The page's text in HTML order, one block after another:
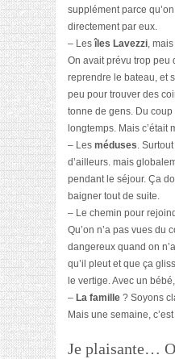
supplément parce
directement par eux.
– Lesîles Lavezzi,
On avait prévu trop peu
reprendre le bateau, et
peu pour trouver des
tonne de gens. Du coup
longtemps. Mais c’était
– Les méduses.
d’ailleurs. mais
pendant le séjour. Ça
baigner tout de suite.
– Le chemin pour
Qu’on n’a pas vues du
dangereux quand on
qu’il pleut et que ça
le vertige. Avec un
– La famille ? Soyons
Mais une semaine,
Je plaisante…